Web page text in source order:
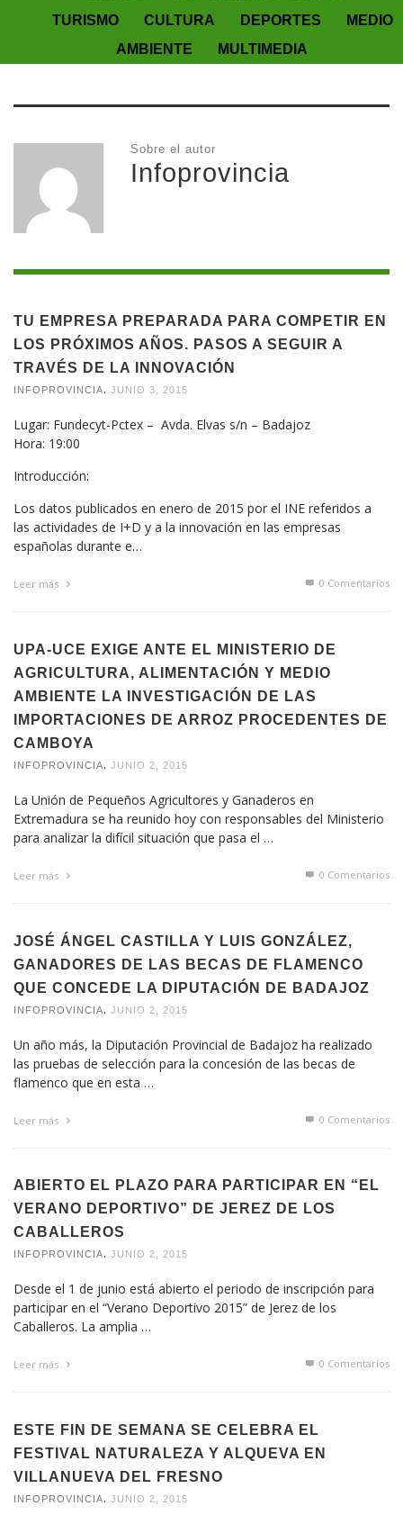
TURISMO
CULTURA DEPORTES
MEDIO
AMBIENTE
MULTIMEDIA
Sobre el autor
Infoprovincia
TU EMPRESA PREPARADA PARA COMPETIR EN
LOS PRÓXIMOS AÑOS. PASOS A SEGUIR A
TRAVÉS DE LA INNOVACIÓN
INFOPROVINCIA JUNIO 3, 2015
Lugar: Fundecyt-Pctex – Avda. Elvas s/n – Badajoz
Hora: 19:00
Introducción:
Los datos publicados en enero de 2015 por el INE referidos a
las actividades de I+D y a la innovación en las empresas
españolas durante e…
Leer más 0 Comentarios
UPA-UCE EXIGE ANTE EL MINISTERIO DE
AGRICULTURA, ALIMENTACIÓN Y MEDIO
AMBIENTE LA INVESTIGACIÓN DE LAS
IMPORTACIONES DE ARROZ PROCEDENTES DE
CAMBOYA
INFOPROVINCIA JUNIO 2, 2015
La Unión de Pequeños Agricultores y Ganaderos en
Extremadura se ha reunido hoy con responsables del Ministerio
para analizar la difícil situación que pasa el …
Leer más 0 Comentarios
JOSÉ ÁNGEL CASTILLA Y LUIS GONZÁLEZ,
GANADORES DE LAS BECAS DE FLAMENCO
QUE CONCEDE LA DIPUTACIÓN DE BADAJOZ
INFOPROVINCIA JUNIO 2, 2015
Un año más, la Diputación Provincial de Badajoz ha realizado
las pruebas de selección para la concesión de las becas de
flamenco que en esta …
Leer más 0 Comentarios
ABIERTO EL PLAZO PARA PARTICIPAR EN “EL
VERANO DEPORTIVO” DE JEREZ DE LOS
CABALLEROS
INFOPROVINCIA JUNIO 2, 2015
Desde el 1 de junio está abierto el periodo de inscripción para
participar en el “Verano Deportivo 2015” de Jerez de los
Caballeros. La amplia …
Leer más 0 Comentarios
ESTE FIN DE SEMANA SE CELEBRA EL
FESTIVAL NATURALEZA Y ALQUEVA EN
VILLANUEVA DEL FRESNO
INFOPROVINCIA JUNIO 2, 2015